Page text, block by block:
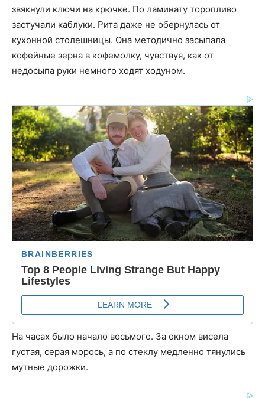
звякнули ключи на крючке. По ламинату торопливо
застучали каблуки. Рита даже не обернулась от
кухонной столешницы. Она методично засыпала
кофейные зерна в кофемолку, чувствуя, как от
недосыпа руки немного ходят ходуном.
На часах было начало восьмого. За окном висела
густая, серая морось, а по стеклу медленно тянулись
мутные дорожки.